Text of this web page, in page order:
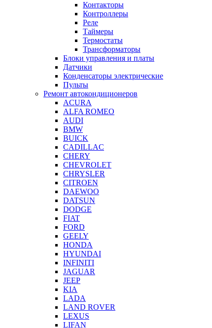
Контакторы
Контроллеры
Реле
Таймеры
Термостаты
Трансформаторы
Блоки управления и платы
Датчики
Конденсаторы электрические
Пульты
Ремонт автокондиционеров
ACURA
ALFA ROMEO
AUDI
BMW
BUICK
CADILLAC
CHERY
CHEVROLET
CHRYSLER
CITROEN
DAEWOO
DATSUN
DODGE
FIAT
FORD
GEELY
HONDA
HYUNDAI
INFINITI
JAGUAR
JEEP
KIA
LADA
LAND ROVER
LEXUS
LIFAN